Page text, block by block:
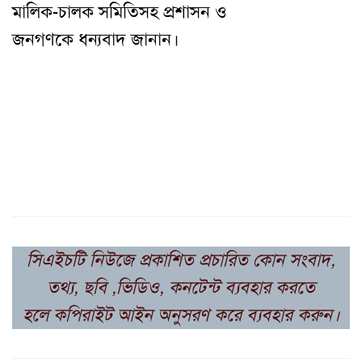
মালিক-চালক সমিতিসহ প্রশাসন ও
জনগণকে ধন্যবাদ জানান।
সিএইচটি নিউজে প্রকাশিত প্রচারিত কোন সংবাদ,
তথ্য, ছবি ,ভিডিও, কনটেন্ট ব্যবহার করতে
হলে কপিরাইট আইন অনুসরণ করে ব্যবহার করুন।